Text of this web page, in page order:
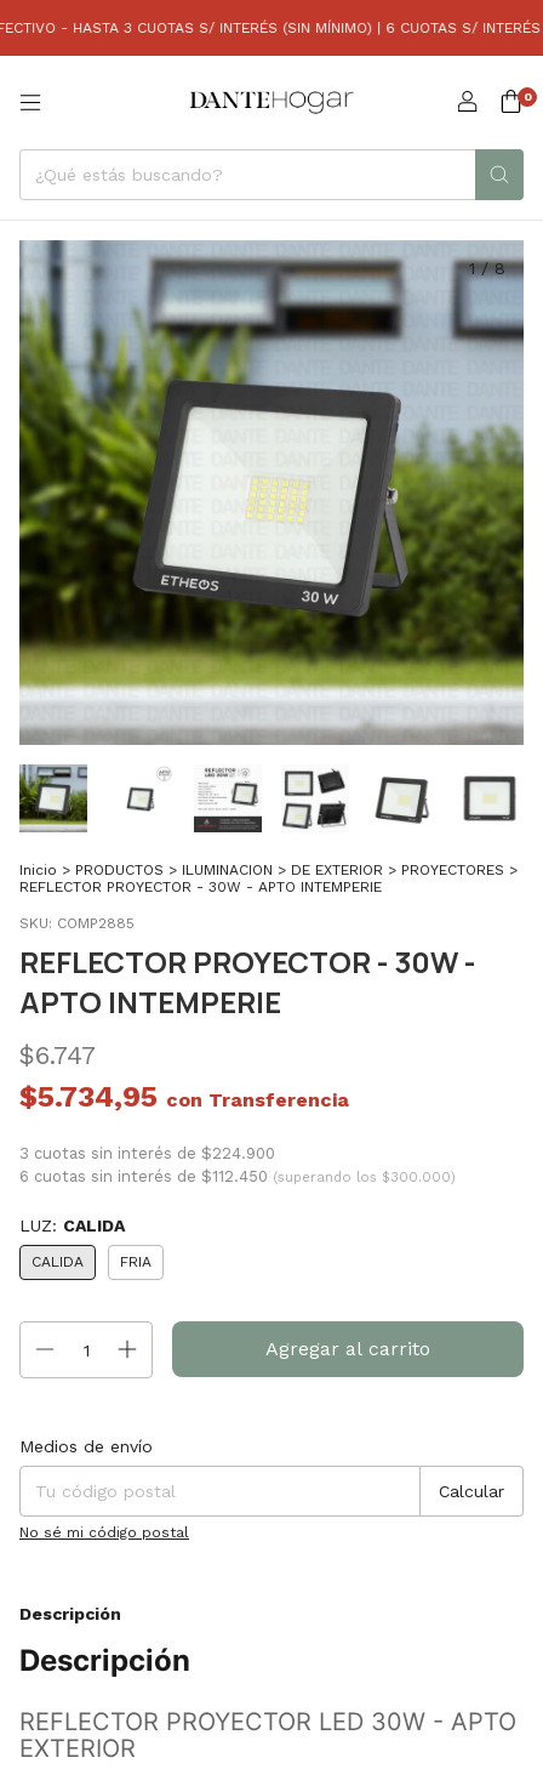
- HASTA 3 CUOTAS S/ INTERÉS (SIN MÍNIMO) | 6 CUOTAS S/ INTERÉS
0
1/8
Inicio > PRODUCTOS > ILUMINACION > DE EXTERIOR > PROYECTORES >
REFLECTOR PROYECTOR - 30W - APTO INTEMPERIE
SKU: COMP2885
REFLECTOR PROYECTOR - 30W -
APTO INTEMPERIE
$6.747
$5.734,95 con
3 cuotas sin interés de $224.900
6 cuotas sin interés de $112.450 (superando los $300.000)
LUZ: CALIDA
CALIDA FRIA
Entregas para el CP:
Medios de envío
Calcular
No sé mi código postal
Descripción
Descripción
REFLECTOR PROYECTOR LED 30W - APTO
EXTERIOR